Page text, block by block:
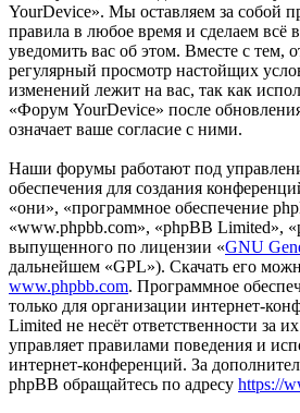
YourDevice». Мы оставляем за собой
правила в любое время и сделаем всё
уведомить вас об этом. Вместе с тем,
регулярный просмотр настойщих
изменений лежит на вас, так как
«Форум YourDevice» после
означает ваше согласие с ними.
Наши форумы работают под
обеспечения для создания
«они», «программное обеспечение
«www.phpbb.com», «phpBB Limited»,
выпущенного по лицензии «GNU
дальнейшем «GPL»). Скачать его
www.phpbb.com. Программное
только для организации интернет-
Limited не несёт ответственности за
управляет правилами поведения и
интернет-конференций. За
phpBB обращайтесь по адресу https://